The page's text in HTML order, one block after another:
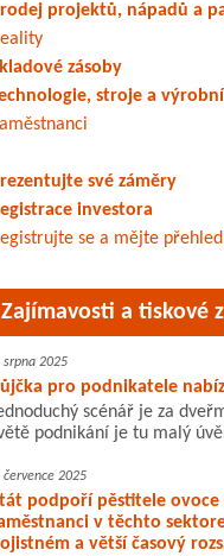
projektů, nápadů a
zásoby
stroje a
své záměry
investora
se a mějte přehled
Zajímavosti a tiskové
srpna 2025
pro podnikatele
scénář je za
podnikání je tu malý
července 2025
podpoří pěstitele ovoce
v těchto
a větší časový